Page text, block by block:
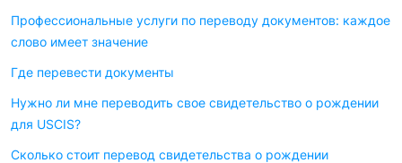
Профессиональные услуги по переводу документов: каждое
слово имеет значение
Где перевести документы
Нужно ли мне переводить свое свидетельство о рождении
для USCIS?
Сколько стоит перевод свидетельства о рождении